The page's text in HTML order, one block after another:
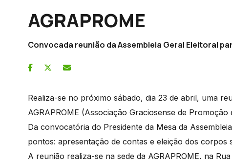
AGRAPROME
Convocada reunião da Assembleia Geral Eleitoral
Realiza-se no próximo sábado, dia 23 de abril, uma
AGRAPROME (Associação Graciosense de Promoção
Da convocatória do Presidente da Mesa da
pontos: apresentação de contas e eleição dos corpos
A reunião realiza-se na sede da AGRAPROME, na